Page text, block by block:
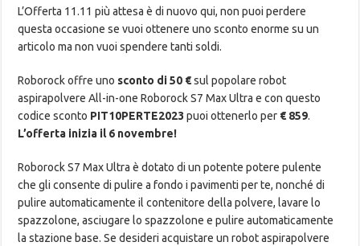
L’Offerta 11.11 più attesa è di nuovo qui, non puoi perdere
questa occasione se vuoi ottenere uno sconto enorme su un
articolo ma non vuoi spendere tanti soldi.
Roborock offre uno sconto di 50 €sul popolare robot
aspirapolvere All-in-one Roborock S7 Max Ultra e con questo
codice sconto PIT10PERTE2023puoi ottenerlo per € 859.
L’offerta inizia il 6 novembre!
Roborock S7 Max Ultra è dotato di un potente potere pulente
che gli consente di pulire a fondo i pavimenti per te, nonché di
pulire automaticamente il contenitore della polvere, lavare lo
spazzolone, asciugare lo spazzolone e pulire automaticamente
la stazione base. Se desideri acquistare un robot aspirapolvere